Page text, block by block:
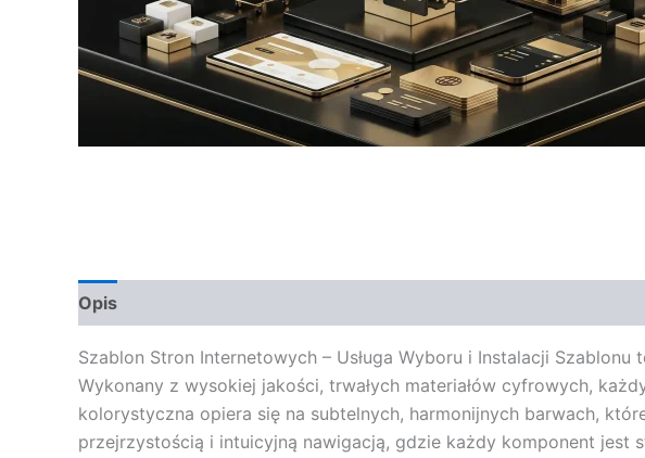
Opis
Szablon Stron Internetowych – Usługa Wyboru i Instalacji
Wykonany z wysokiej jakości, trwałych materiałów cyfrowych,
kolorystyczna opiera się na subtelnych, harmonijnych barwach,
przejrzystością i intuicyjną nawigacją, gdzie każdy komponent jest